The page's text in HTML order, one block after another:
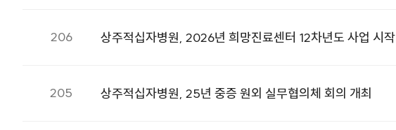
206 상주적십자병원, 2026년 희망진료센터 12차년도 사업 시작
205 상주적십자병원, 25년 중증 원외 실무협의체 회의 개최